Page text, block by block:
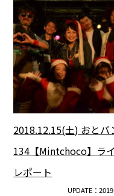
2018.12.15(土) おとバ
134【Mintchoco】ラ
レポート
UPDATE：